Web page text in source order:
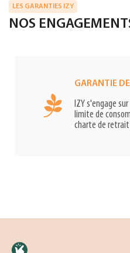
LES GARANTIES IZY
NOS
GARANTIE
IZY s'engage
limite de
charte de